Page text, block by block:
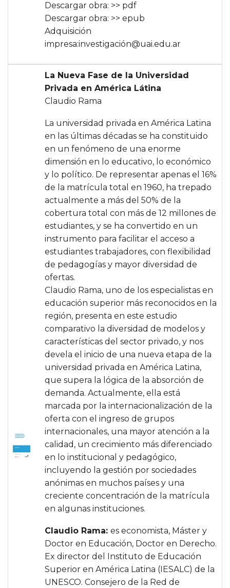
Descargar obra: >> pdf
Descargar obra: >> epub
Adquisición
impresa:investigación@uai.edu.ar
La Nueva Fase de la Universidad
Privada en América Látina
Claudio Rama
La universidad privada en América Latina
en las últimas décadas se ha constituido
en un fenómeno de una enorme
dimensión en lo educativo, lo económico
y lo político. De representar apenas el 16%
de la matrícula total en 1960, ha trepado
actualmente a más del 50% de la
cobertura total con más de 12 millones de
estudiantes, y se ha convertido en un
instrumento para facilitar el acceso a
estudiantes trabajadores, con flexibilidad
de pedagogías y mayor diversidad de
ofertas.
Claudio Rama, uno de los especialistas en
educación superior más reconocidos en la
región, presenta en este estudio
comparativo la diversidad de modelos y
características del sector privado, y nos
devela el inicio de una nueva etapa de la
universidad privada en América Latina,
que supera la lógica de la absorción de
demanda. Actualmente, ella está
marcada por la internacionalización de la
oferta con el ingreso de grupos
internacionales, una mayor atención a la
calidad, un crecimiento más diferenciado
en lo institucional y pedagógico,
incluyendo la gestión por sociedades
anónimas en muchos países y una
creciente concentración de la matrícula
en algunas instituciones.
Claudio Rama: es economista, Máster y
Doctor en Educación, Doctor en Derecho.
Ex director del Instituto de Educación
Superior en América Latina (IESALC) de la
UNESCO. Consejero de la Red de